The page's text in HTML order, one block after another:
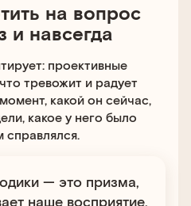
на вопрос
и навсегда
проективные
тревожит и радует
какой он сейчас,
какое у него было
справлялся.
— это призма,
наше восприятие.